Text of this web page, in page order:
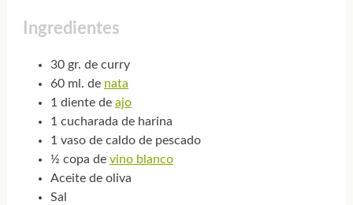
Ingredientes
30 gr. de curry
60 ml. de nata
1 diente de ajo
1 cucharada de harina
1 vaso de caldo de pescado
½ copa de vino blanco
Aceite de oliva
Sal